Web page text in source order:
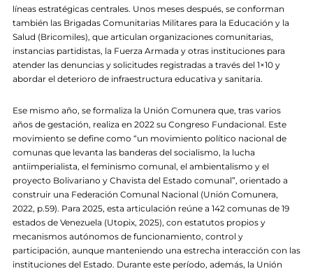
líneas estratégicas centrales. Unos meses después, se conforman
también las Brigadas Comunitarias Militares para la Educación y la
Salud (Bricomiles), que articulan organizaciones comunitarias,
instancias partidistas, la Fuerza Armada y otras instituciones para
atender las denuncias y solicitudes registradas a través del 1×10 y
abordar el deterioro de infraestructura educativa y sanitaria.
Ese mismo año, se formaliza la Unión Comunera que, tras varios
años de gestación, realiza en 2022 su Congreso Fundacional. Este
movimiento se define como “un movimiento político nacional de
comunas que levanta las banderas del socialismo, la lucha
antiimperialista, el feminismo comunal, el ambientalismo y el
proyecto Bolivariano y Chavista del Estado comunal”, orientado a
construir una Federación Comunal Nacional (Unión Comunera,
2022, p.59). Para 2025, esta articulación reúne a 142 comunas de 19
estados de Venezuela (Utopix, 2025), con estatutos propios y
mecanismos autónomos de funcionamiento, control y
participación, aunque manteniendo una estrecha interacción con las
instituciones del Estado. Durante este período, además, la Unión